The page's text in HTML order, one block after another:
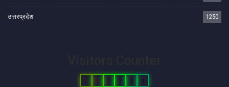
उत्तरप्रदेश 1250
7 6 2 7 3 0